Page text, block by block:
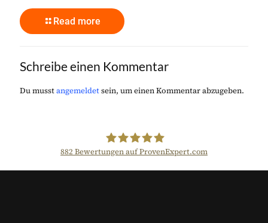
Read more
Schreibe einen Kommentar
Du musstangemeldetsein, um einen Kommentar abzugeben.
Der Fairsicherungsladen GmbH
882Bewertungen auf ProvenExpert.com